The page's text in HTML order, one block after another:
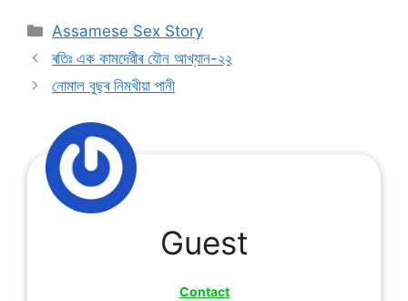
Categories
Assamese Sex Story
ৰতিঃ এক কামদেৱীৰ যৌন আখ্যান-২২
নোমাল বুছৰ নিমখীয়া পানী
Guest
Contact